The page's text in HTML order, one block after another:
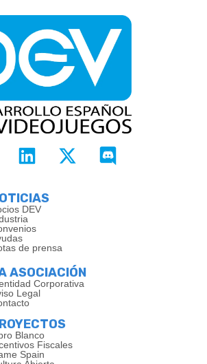
DEV
de prensa
ASOCIACIÓN
Corporativa
Legal
Blanco
Fiscales
Spain